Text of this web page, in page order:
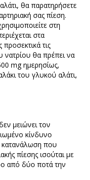
θα παρατηρήσετε
σας πίεση.
στη
στα
τις
νατρίου θα πρέπει να
mg ημερησίως,
του γλυκού αλάτι,
μειώνει τον
κίνδυνο
κατανάλωση που
πίεσης ισούται με
από δύο ποτά την